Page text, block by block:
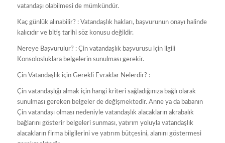
vatandaşı olabilmesi de mümkündür.
Kaç günlük alınabilir? : Vatandaşlık hakları, başvurunun onayı halinde
kalıcıdır ve bitiş tarihi söz konusu değildir.
Nereye Başvurulur? : Çin vatandaşlık başvurusu için ilgili
Konsolosluklara belgelerin sunulması gerekir.
Çin Vatandaşlık için Gerekli Evraklar Nelerdir? :
Çin vatandaşlığı almak için hangi kriteri sağladığınıza bağlı olarak
sunulması gereken belgeler de değişmektedir. Anne ya da babanın
Çin vatandaşı olması nedeniyle vatandaşlık alacakların akrabalık
bağlarını gösterir belgeleri sunması, yatırım yoluyla vatandaşlık
alacakların firma bilgilerini ve yatırım bütçesini, alanını göstermesi